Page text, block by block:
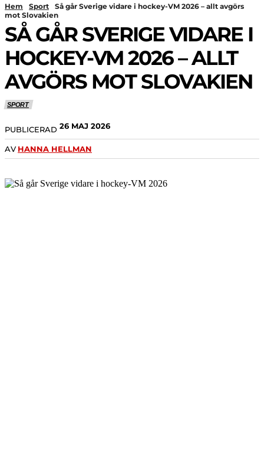
Hem Sport
Så går Sverige vidare i hockey-VM 2026 – allt avgörs
mot Slovakien
SÅ GÅR SVERIGE VIDARE I
HOCKEY-VM 2026 – ALLT
AVGÖRS MOT SLOVAKIEN
SPORT
PUBLICERAD 26 MAJ 2026
AV HANNA HELLMAN